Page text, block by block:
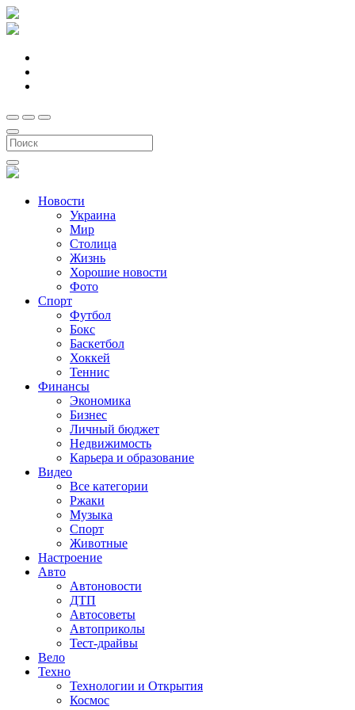
Новости
Украина
Мир
Столица
Жизнь
Хорошие новости
Фото
Спорт
Футбол
Бокс
Баскетбол
Хоккей
Теннис
Финансы
Экономика
Бизнес
Личный бюджет
Недвижимость
Карьера и образование
Видео
Все категории
Ржаки
Музыка
Спорт
Животные
Настроение
Авто
Автоновости
ДТП
Автосоветы
Автоприколы
Тест-драйвы
Вело
Техно
Технологии и Открытия
Космос